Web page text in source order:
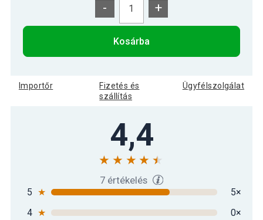
13 590 Ft
- +
Kosárba
Importőr
Fizetés és
szállítás
Ügyfélszolgálat
4,4
7 értékelés
5 ★
5×
4 ★
0×